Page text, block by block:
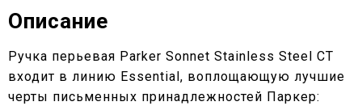
Описание
Ручка перьевая Parker Sonnet Stainless Steel СT
входит в линию Essential, воплощающую лучшие
черты письменных принадлежностей Паркер: